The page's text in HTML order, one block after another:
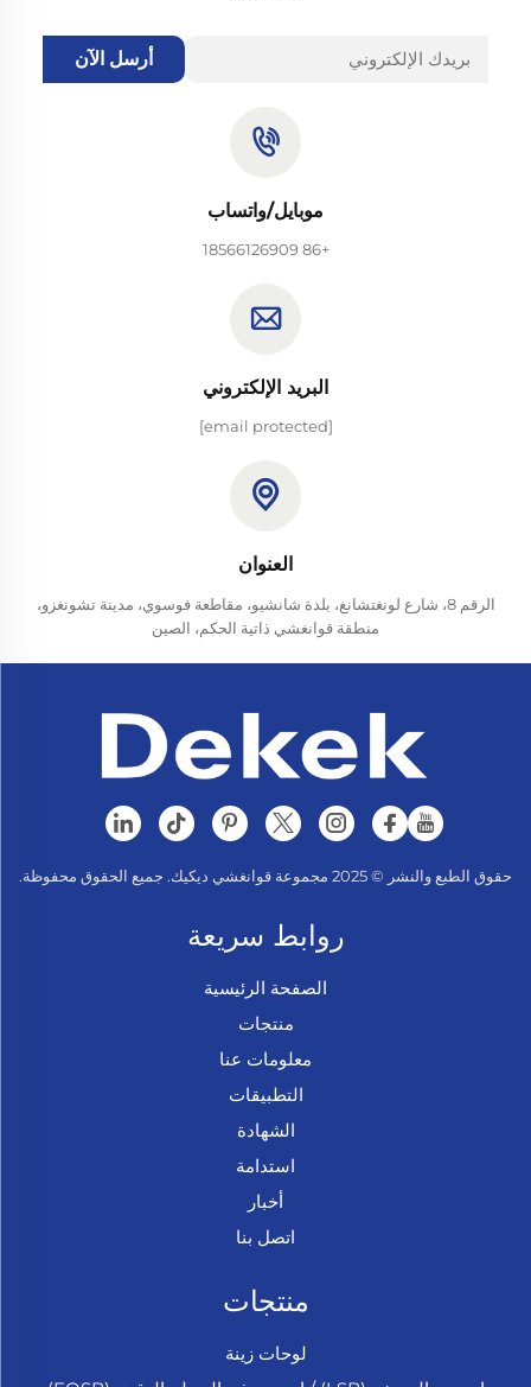
أرسل الآن
موبايل/واتساب
+86 18566126909
البريد الإلكتروني
[email protected]
العنوان
الرقم 8، شارع لونغتشانغ، بلدة شانشيو، مقاطعة فوسوي، مدينة تشونغزو،
منطقة قوانغشي ذاتية الحكم، الصين
حقوق الطبع والنشر © 2025 مجموعة قوانغشي ديكيك. جميع الحقوق محفوظة.
روابط سريعة
الصفحة الرئيسية
منتجات
معلومات عنا
التطبيقات
الشهادة
استدامة
أخبار
اتصل بنا
منتجات
لوحات زينة